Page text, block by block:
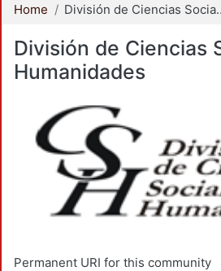
Home División de
División de Ciencias
Humanidades
Permanent URI for this community